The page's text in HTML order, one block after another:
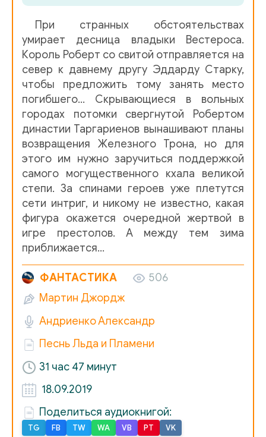
010
011
012
013
014
015
016
018
019
020
025
При странных обстоятельствах
умирает десница владыки Вестероса.
Король Роберт со свитой отправляется на
север к давнему другу Эддарду Старку,
чтобы предложить тому занять место
погибшего… Скрывающиеся в вольных
городах потомки свергнутой Робертом
династии Таргариенов вынашивают планы
возвращения Железного Трона, но для
этого им нужно заручиться поддержкой
самого могущественного кхала великой
степи. За спинами героев уже плетутся
сети интриг, и никому не известно, какая
фигура окажется очередной жертвой в
игре престолов. А между тем зима
приближается…
ФАНТАСТИКА
506
Мартин Джордж
Андриенко Александр
Песнь Льда и Пламени
31 час 47 минут
18.09.2019
Поделиться аудиокнигой:
TG FB TW WA VB PT VK